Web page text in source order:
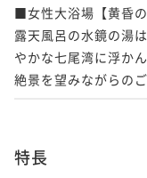
■女性大浴場【黄昏の
露天風呂の水鏡の湯
やかな七尾湾に浮か
絶景を望みながらの
特長